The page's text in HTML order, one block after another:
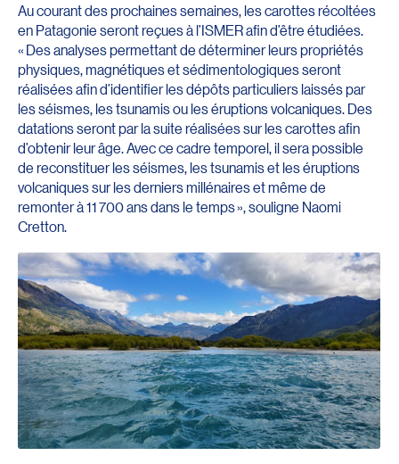
Au courant des prochaines semaines, les carottes récoltées
en Patagonie seront reçues à l’ISMER afin d’être étudiées.
« Des analyses permettant de déterminer leurs propriétés
physiques, magnétiques et sédimentologiques seront
réalisées afin d’identifier les dépôts particuliers laissés par
les séismes, les tsunamis ou les éruptions volcaniques. Des
datations seront par la suite réalisées sur les carottes afin
d’obtenir leur âge. Avec ce cadre temporel, il sera possible
de reconstituer les séismes, les tsunamis et les éruptions
volcaniques sur les derniers millénaires et même de
remonter à 11 700 ans dans le temps », souligne Naomi
Cretton.